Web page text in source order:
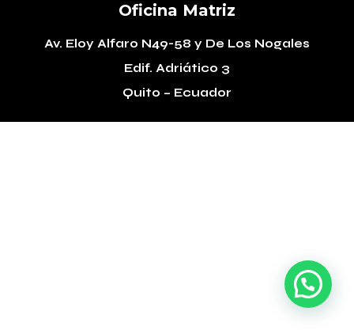
Oficina Matriz
Av. Eloy Alfaro N49-58 y De Los Nogales
Edif. Adriático 3
Quito – Ecuador